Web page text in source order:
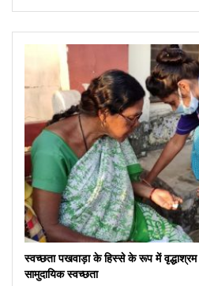
स्वच्छता पखवाड़ा के हिस्से के रूप में वृद्धाश्रम
सामुदायिक स्वच्छता